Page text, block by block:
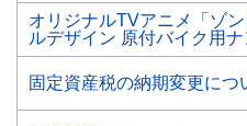
オリジナルTVアニメ「ゾ
ルデザイン 原付バイク用ナ
固定資産税の納期変更につ